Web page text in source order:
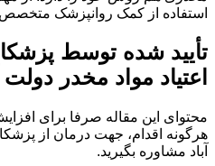
استفاده از کمک روانپزشک
تأیید شده توسط
اعتیاد مواد مخدر دولت
محتوای این مقاله صرفا برای
هرگونه اقدام، جهت درمان از
آباد مشاوره بگیرید.